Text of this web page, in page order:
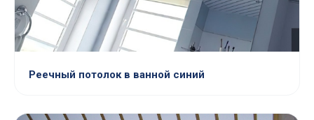
Реечный потолок в ванной синий